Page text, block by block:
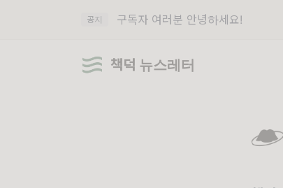
공지 구독자 여러분 안녕하세요!
책덕 뉴스레터